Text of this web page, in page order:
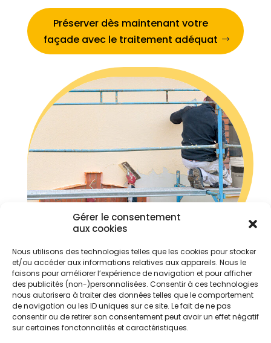
Gérer le consentement
aux cookies
Nous utilisons des technologies telles que les cookies pour stocker
et/ou accéder aux informations relatives aux appareils. Nous le
faisons pour améliorer l’expérience de navigation et pour afficher
des publicités (non-)personnalisées. Consentir à ces technologies
nous autorisera à traiter des données telles que le comportement
de navigation ou les ID uniques sur ce site. Le fait de ne pas
consentir ou de retirer son consentement peut avoir un effet négatif
sur certaines fonctonnalités et caractéristiques.
Préserver dès maintenant votre
façade avec le traitement adéquat